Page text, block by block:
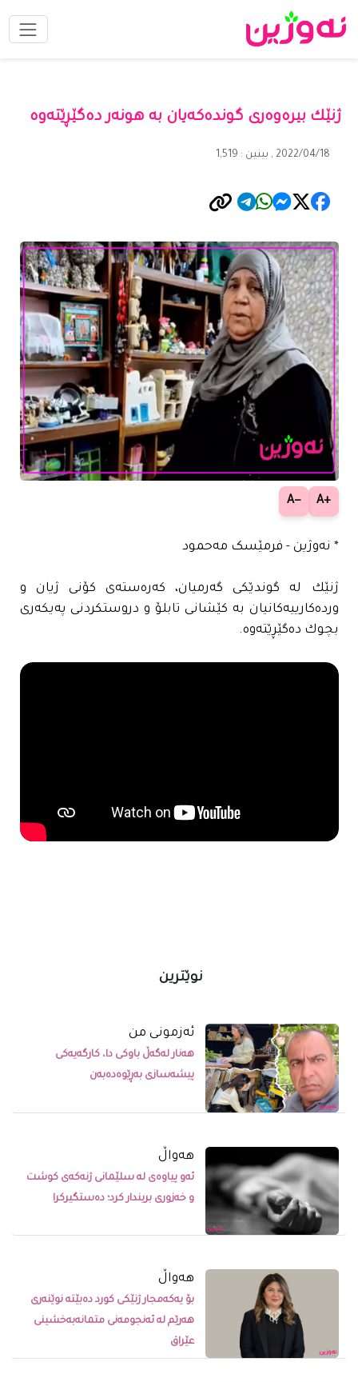
ژنێك بیره‌وه‌رى گونده‌كه‌یان به‌ هونه‌ر ده‌گێڕێته‌وه‌
2022/04/18 , بینین : 1,519
+A
−A
* نەوژین - فرمێسک مەحمود
ژنێك له‌ گوندێكى گه‌رمیان، كه‌ره‌سته‌ى كۆنى ژیان و
ورده‌كارییه‌كانیان به‌ كێشانى تابلۆ و دروستكردنى په‌یكه‌رى
بچوك ده‌گێڕێته‌وه‌.
نوێترین
ئەزمونی من
هەنار لەگەڵ باوکی دا، کارگەیەکی
پیشەسازی بەڕێوەدەبەن
ھەواڵ
ئەو پیاوەی لە سلێمانی ژنەکەی کوشت
و خەزوری بریندار کرد؛ دەستگیرکرا
ھەواڵ
بۆ یەکەمجار ژنێکی کورد دەبێتە نوێنەری
هەرێم لە ئەنجومەنی متمانەبەخشینی
عێراق